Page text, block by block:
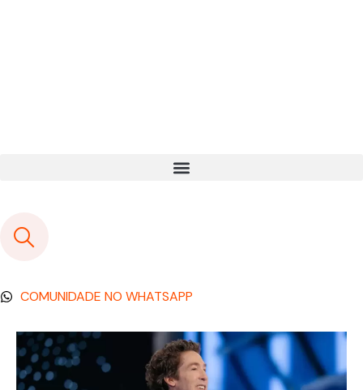
COMUNIDADE NO WHATSAPP